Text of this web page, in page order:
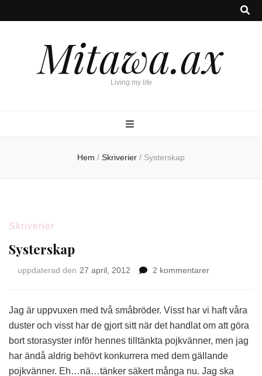
Mitawa.ax
Living my life
Hem / Skriverier / Systerskap
Skriverier
Systerskap
uppdaterad den 27 april, 2012 2 kommentarertill
Jag är uppvuxen med två småbröder. Visst har vi haft våra
duster och visst har de gjort sitt när det handlat om att göra
bort storasyster inför hennes tilltänkta pojkvänner, men jag
har ändå aldrig behövt konkurrera med dem gällande
pojkvänner. Eh…nä…tänker säkert många nu. Jag ska